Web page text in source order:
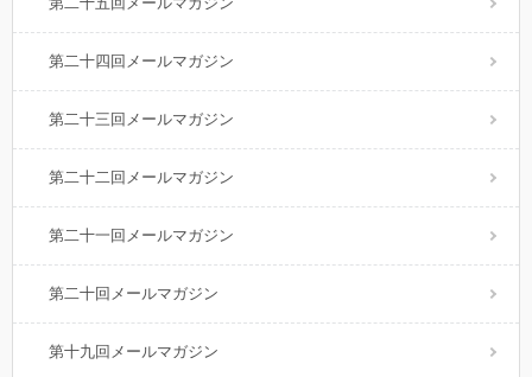
第二十四回メールマガジン
第二十三回メールマガジン
第二十二回メールマガジン
第二十一回メールマガジン
第二十回メールマガジン
第十九回メールマガジン